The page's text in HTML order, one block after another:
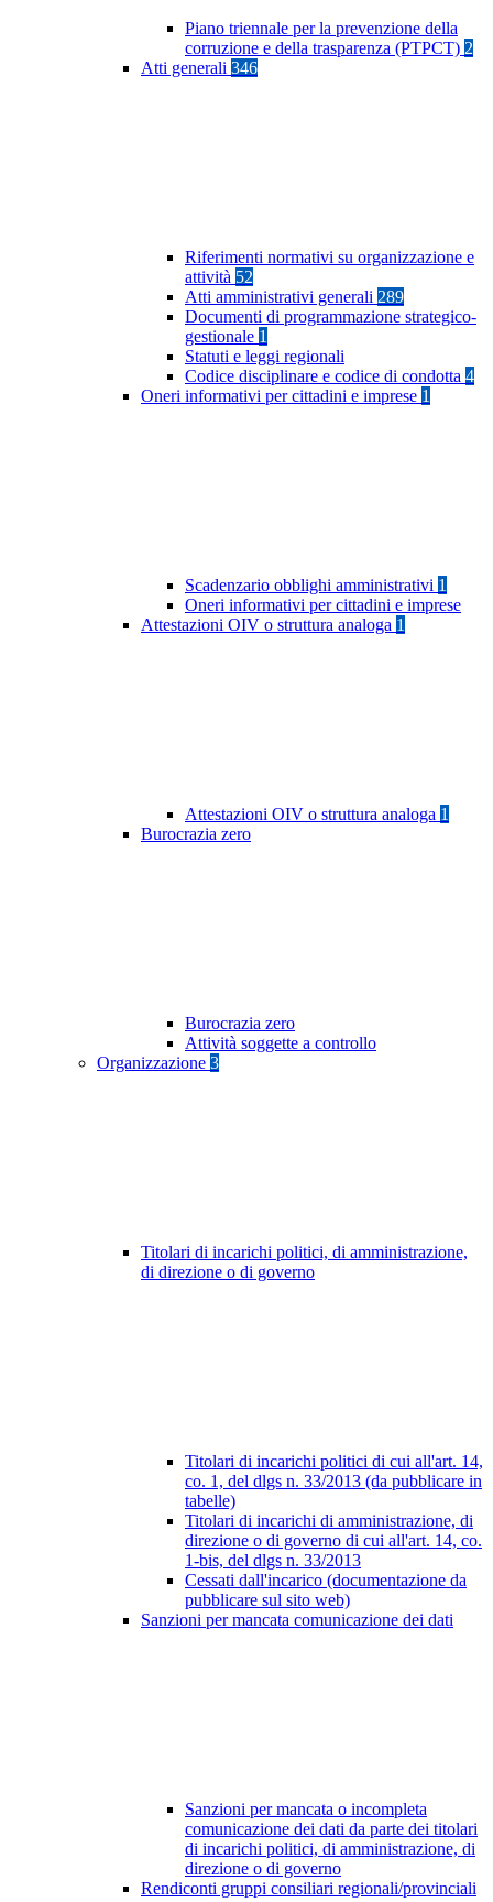
Piano triennale per la prevenzione della
corruzione e della trasparenza (PTPCT) 2
Atti generali 346
Riferimenti normativi su organizzazione e
attività 52
Atti amministrativi generali 289
Documenti di programmazione strategico-
gestionale 1
Statuti e leggi regionali
Codice disciplinare e codice di condotta 4
Oneri informativi per cittadini e imprese 1
Scadenzario obblighi amministrativi 1
Oneri informativi per cittadini e imprese
Attestazioni OIV o struttura analoga 1
Attestazioni OIV o struttura analoga 1
Burocrazia zero
Burocrazia zero
Attività soggette a controllo
Organizzazione 3
Titolari di incarichi politici, di amministrazione,
di direzione o di governo
Titolari di incarichi politici di cui all'art. 14,
co. 1, del dlgs n. 33/2013 (da pubblicare in
tabelle)
Titolari di incarichi di amministrazione, di
direzione o di governo di cui all'art. 14, co.
1-bis, del dlgs n. 33/2013
Cessati dall'incarico (documentazione da
pubblicare sul sito web)
Sanzioni per mancata comunicazione dei dati
Sanzioni per mancata o incompleta
comunicazione dei dati da parte dei titolari
di incarichi politici, di amministrazione, di
direzione o di governo
Rendiconti gruppi consiliari regionali/provinciali